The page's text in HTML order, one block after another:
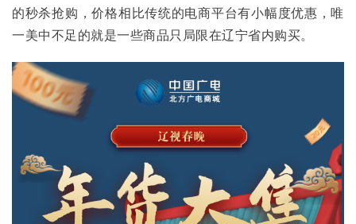
的秒杀抢购，价格相比传统的电商平台有小幅度优惠，唯
一美中不足的就是一些商品只局限在辽宁省内购买。